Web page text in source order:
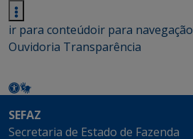
ir para conteúdoir para navegação
Ouvidoria Transparência
SEFAZ
Secretaria de Estado de Fazenda